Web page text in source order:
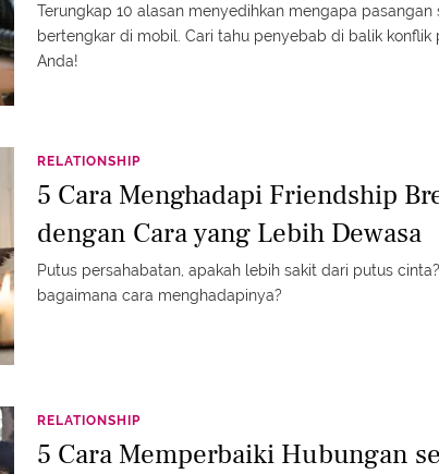
Terungkap 10 alasan menyedihkan mengapa pasangan
bertengkar di mobil. Cari tahu penyebab di balik konflik
Anda!
RELATIONSHIP
5 Cara Menghadapi Friendship
dengan Cara yang Lebih Dewasa
Putus persahabatan, apakah lebih sakit dari putus
bagaimana cara menghadapinya?
RELATIONSHIP
5 Cara Memperbaiki Hubungan